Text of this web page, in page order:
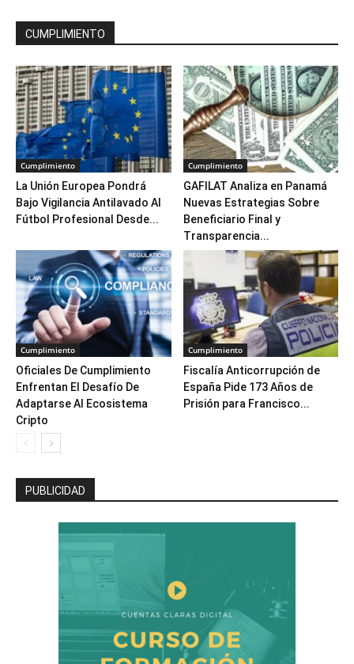
CUMPLIMIENTO
Cumplimiento
La Unión Europea Pondrá
Bajo Vigilancia Antilavado Al
Fútbol Profesional Desde...
Cumplimiento
GAFILAT Analiza en Panamá
Nuevas Estrategias Sobre
Beneficiario Final y
Transparencia...
Cumplimiento
Oficiales De Cumplimiento
Enfrentan El Desafío De
Adaptarse Al Ecosistema
Cripto
Cumplimiento
Fiscalía Anticorrupción de
España Pide 173 Años de
Prisión para Francisco...
PUBLICIDAD